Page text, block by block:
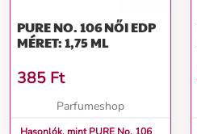
PURE NO. 106 NŐI EDP
MÉRET: 1,75 ML
385 Ft
Parfumeshop